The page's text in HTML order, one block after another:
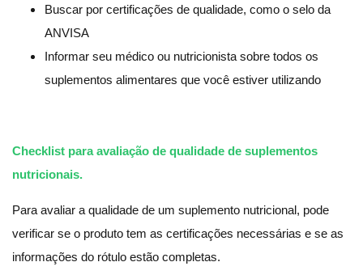
Buscar por certificações de qualidade, como o selo da
ANVISA
Informar seu médico ou nutricionista sobre todos os
suplementos alimentares que você estiver utilizando
Checklist para avaliação de qualidade de suplementos
nutricionais.
Para avaliar a qualidade de um suplemento nutricional, pode
verificar se o produto tem as certificações necessárias e se as
informações do rótulo estão completas.